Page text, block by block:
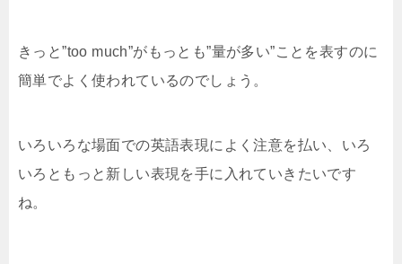
きっと”too much”がもっとも”量が多い”ことを表すのに
簡単でよく使われているのでしょう。
いろいろな場面での英語表現によく注意を払い、いろ
いろともっと新しい表現を手に入れていきたいです
ね。